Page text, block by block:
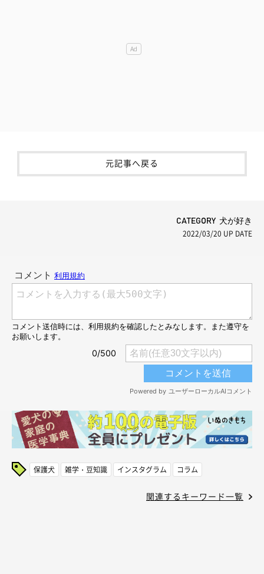
元記事へ戻る
CATEGORY 犬が好き
2022/03/20 UP DATE
保護犬 雑学・豆知識 インスタグラム コラム
関連するキーワード一覧